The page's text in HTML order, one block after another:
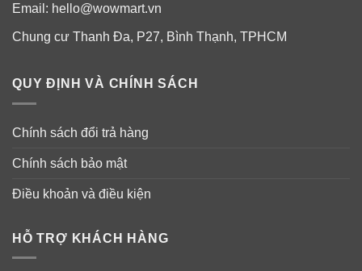
Email: hello@wowmart.vn
Chung cư Thanh Đa, P27, Bình Thạnh, TPHCM
QUY ĐỊNH VÀ CHÍNH SÁCH
Chính sách đổi trả hàng
Chính sách bảo mật
Điều khoản và điều kiện
HỖ TRỢ KHÁCH HÀNG